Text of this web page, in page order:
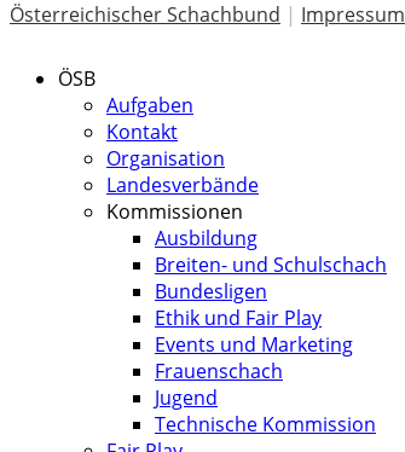
Österreichischer Schachbund | Impressum
ÖSB
Aufgaben
Kontakt
Organisation
Landesverbände
Kommissionen
Ausbildung
Breiten- und Schulschach
Bundesligen
Ethik und Fair Play
Events und Marketing
Frauenschach
Jugend
Technische Kommission